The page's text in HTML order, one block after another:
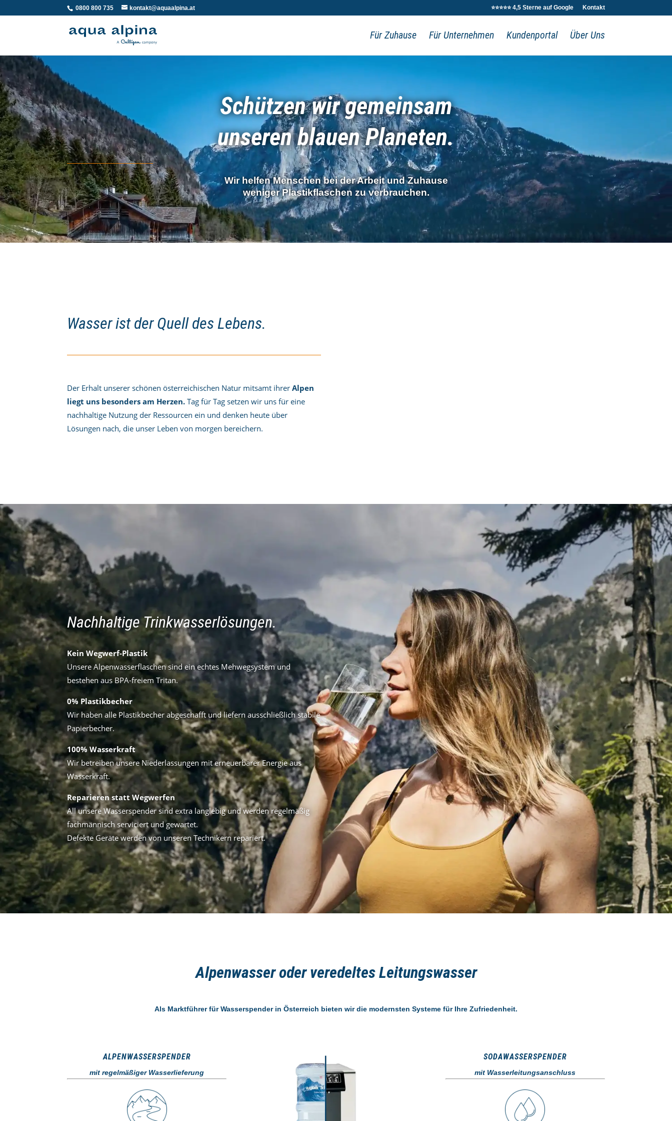
0800 800 735 kontakt@aquaalpina.at ⭐⭐⭐⭐⭐ 4,5 Sterne auf Google Kontakt
Für Zuhause Für Unternehmen Kundenportal Über Uns
Video-
Player
Schützen wir gemeinsam
unseren blauen Planeten.
Wir helfen Menschen bei der Arbeit und Zuhause
weniger Plastikflaschen zu verbrauchen.
Wasser ist der Quell des Lebens.
Der Erhalt unserer schönen österreichischen Natur mitsamt ihrerAlpen
liegt uns besonders am Herzen.Tag für Tag setzen wir uns für eine
nachhaltige Nutzung der Ressourcen ein und denken heute über
Lösungen nach, die unser Leben von morgen bereichern.
Nachhaltige Trinkwasserlösungen.
Kein Wegwerf-Plastik
Unsere Alpenwasserflaschen sind ein echtes Mehwegsystem und
bestehen aus BPA-freiem Tritan.
0% Plastikbecher
Wir haben alle Plastikbecher abgeschafft und liefern ausschließlich stabile
Papierbecher.
100% Wasserkraft
Wir betreiben unsere Niederlassungen mit erneuerbarer Energie aus
Wasserkraft.
Reparieren statt Wegwerfen
All unsere Wasserspender sind extra langlebig und werden regelmäßig
fachmännisch serviciert und gewartet.
Defekte Geräte werden von unseren Technikern repariert.
Alpenwasser oder veredeltes Leitungswasser
Als Marktführer für Wasserspender in Österreich bieten wir die modernsten Systeme für Ihre Zufriedenheit.
ALPENWASSERSPENDER
mit regelmäßiger Wasserlieferung
SODAWASSERSPENDER
mit Wasserleitungsanschluss